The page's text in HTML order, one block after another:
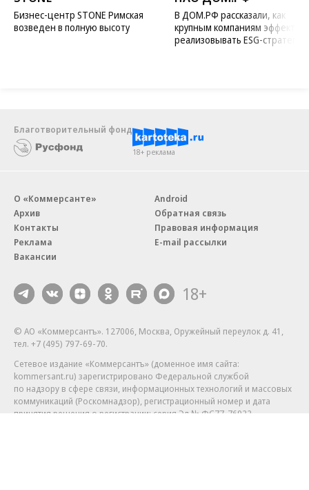
Бизнес-центр STONE Римская
возведен в полную высоту
В ДОМ.РФ рассказали, как
крупным компаниям
реализовывать ESG-стратегию
Благотворительный фонд
18+ реклама
О «Коммерсанте»
Архив
Контакты
Реклама
Вакансии
Android
Обратная связь
Правовая информация
E-mail рассылки
18+
© АО «Коммерсантъ». 127006, Москва, Оружейный переулок д. 41,
тел. +7 (495) 797-69-70.
Сетевое издание «Коммерсантъ» (доменное имя сайта:
kommersant.ru) зарегистрировано Федеральной службой
по надзору в сфере связи, информационных технологий и массовых
коммуникаций (Роскомнадзор), регистрационный номер и дата
принятия решения о регистрации: серия Эл № ФС77-76922